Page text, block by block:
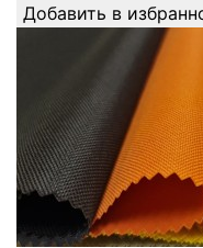
Добавить в